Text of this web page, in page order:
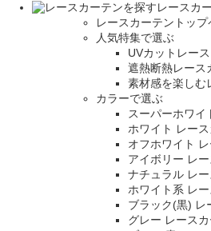
レースカ
レースカーテントップ
人気特集で選ぶ
UVカットレース
遮熱断熱レース
素材感を楽しむ
カラーで選ぶ
スーパーホワイ
ホワイト レー
オフホワイト
アイボリー レ
ナチュラル レ
ホワイト系 レ
ブラック(黒) レ
グレー レース